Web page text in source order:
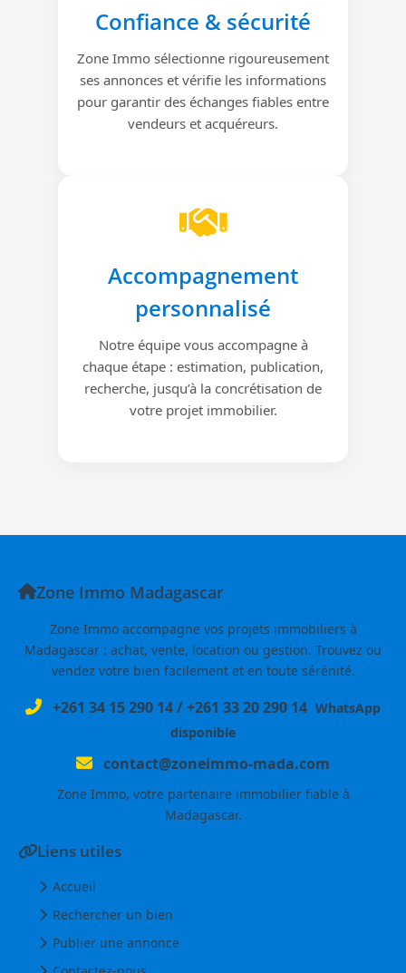
Confiance & sécurité
Zone Immo sélectionne rigoureusement
ses annonces et vérifie les informations
pour garantir des échanges fiables entre
vendeurs et acquéreurs.
Accompagnement
personnalisé
Notre équipe vous accompagne à
chaque étape : estimation, publication,
recherche, jusqu’à la concrétisation de
votre projet immobilier.
Zone Immo Madagascar
Zone Immo accompagne vos projets immobiliers à
Madagascar : achat, vente, location ou gestion. Trouvez ou
vendez votre bien facilement et en toute sérénité.
+261 34 15 290 14/+261 33 20 290 14 WhatsApp
disponible
contact@zoneimmo-mada.com
Zone Immo, votre partenaire immobilier fiable à
Madagascar.
Liens utiles
Accueil
Rechercher un bien
Publier une annonce